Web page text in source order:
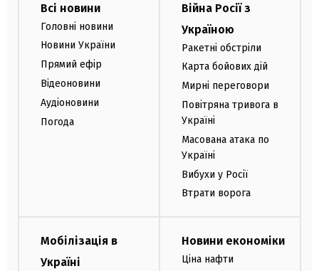
Всі новини
Головні новини
Новини України
Прямий ефір
Відеоновини
Аудіоновини
Погода
Війна Росії з
Україною
Ракетні обстріли
Карта бойових дій
Мирні переговори
Повітряна тривога в
Україні
Масована атака по
Україні
Вибухи у Росії
Втрати ворога
Мобілізація в
Україні
Новини економіки
Ціна нафти